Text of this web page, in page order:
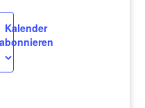
Kalender
abonnieren